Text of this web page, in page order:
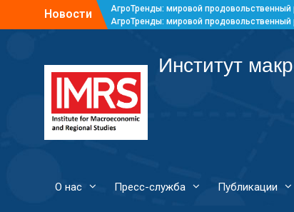
Новости
АгроТренды: мировой продовольственный
АгроТренды: мировой продовольственный
Институт
О нас Пресс-служба Публикации